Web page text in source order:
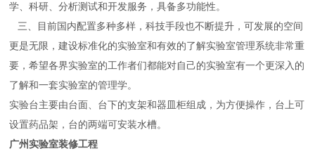
学、科研、分析测试和开发服务，具备多功能性。
三、目前国内配置多种多样，科技手段也不断提升，可发展的空间
更是无限，建设标准化的实验室和有效的了解实验室管理系统非常重
要，希望各界实验室的工作者们都能对自己的实验室有一个更深入的
了解和一套实验室的管理学。
实验台主要由台面、台下的支架和器皿柜组成，为方便操作，台上可
设置药品架，台的两端可安装水槽。
广州实验室装修工程